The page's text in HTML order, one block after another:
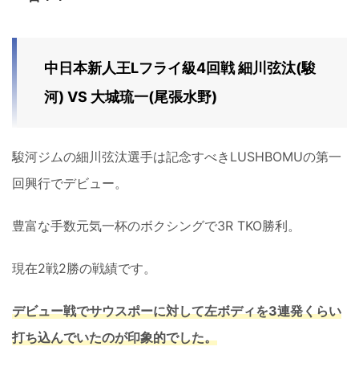
中日本新人王Lフライ級4回戦 細川弦汰(駿
河) VS 大城琉一(尾張水野)
駿河ジムの細川弦汰選手は記念すべきLUSHBOMUの第一
回興行でデビュー。
豊富な手数元気一杯のボクシングで3R TKO勝利。
現在2戦2勝の戦績です。
デビュー戦でサウスポーに対して左ボディを3連発くらい
打ち込んでいたのが印象的でした。